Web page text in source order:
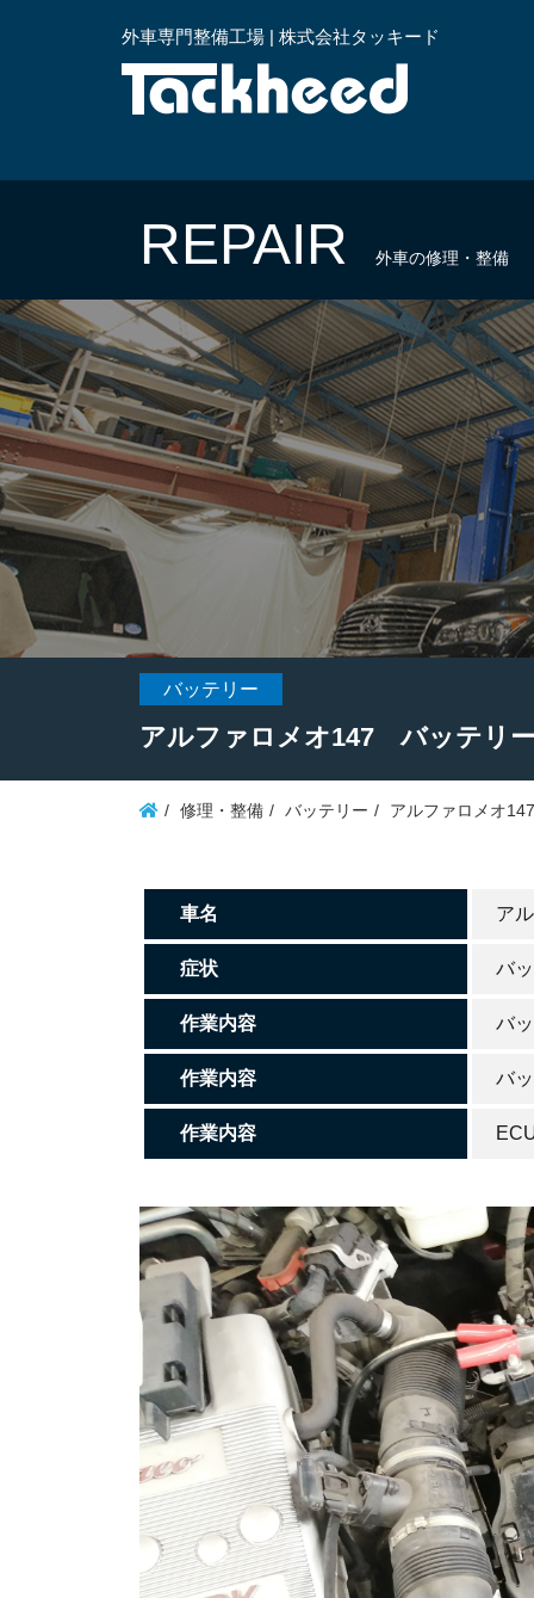
外車専門整備工場 | 株式会社タッキード
REPAIR 外車の修理・整備
バッテリー
アルファロメオ147 バッテリ
修理・整備 バッテリー アルファロメオ
車名 ア
症状 バ
作業内容 バ
作業内容 バ
作業内容